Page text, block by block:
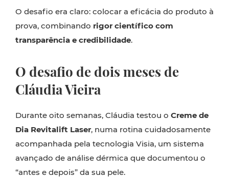
O desafio era claro: colocar a eficácia do produto à
prova, combinando rigor científico com
transparência e credibilidade.
O desafio de dois meses de
Cláudia Vieira
Durante oito semanas, Cláudia testou o Creme de
Dia Revitalift Laser, numa rotina cuidadosamente
acompanhada pela tecnologia Visia, um sistema
avançado de análise dérmica que documentou o
“antes e depois” da sua pele.